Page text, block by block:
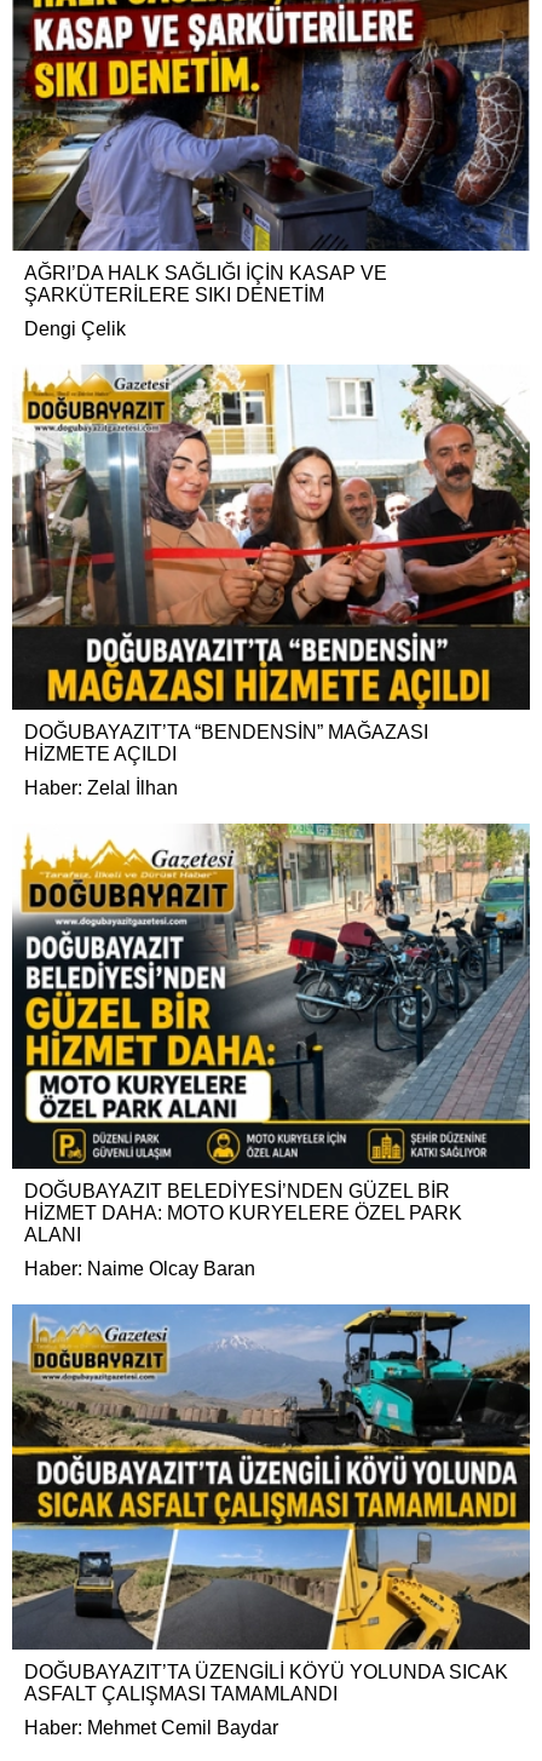
AĞRI’DA HALK SAĞLIĞI İÇİN KASAP VE
ŞARKÜTERİLERE SIKI DENETİM
Dengi Çelik
DOĞUBAYAZIT’TA “BENDENSİN” MAĞAZASI
HİZMETE AÇILDI
Haber: Zelal İlhan
DOĞUBAYAZIT BELEDİYESİ’NDEN GÜZEL BİR
HİZMET DAHA: MOTO KURYELERE ÖZEL PARK
ALANI
Haber: Naime Olcay Baran
DOĞUBAYAZIT’TA ÜZENGİLİ KÖYÜ YOLUNDA SICAK
ASFALT ÇALIŞMASI TAMAMLANDI
Haber: Mehmet Cemil Baydar